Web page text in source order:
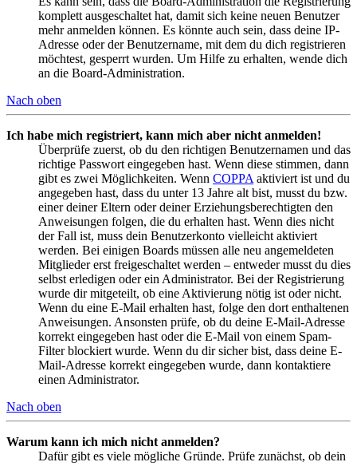
komplett ausgeschaltet hat, damit sich keine neuen Benutzer
mehr anmelden können. Es könnte auch sein, dass deine IP-
Adresse oder der Benutzername, mit dem du dich registrieren
möchtest, gesperrt wurden. Um Hilfe zu erhalten, wende dich
an die Board-Administration.
Nach oben
Ich habe mich registriert, kann mich aber nicht anmelden!
Überprüfe zuerst, ob du den richtigen Benutzernamen und das
richtige Passwort eingegeben hast. Wenn diese stimmen, dann
gibt es zwei Möglichkeiten. Wenn COPPA aktiviert ist und du
angegeben hast, dass du unter 13 Jahre alt bist, musst du bzw.
einer deiner Eltern oder deiner Erziehungsberechtigten den
Anweisungen folgen, die du erhalten hast. Wenn dies nicht
der Fall ist, muss dein Benutzerkonto vielleicht aktiviert
werden. Bei einigen Boards müssen alle neu angemeldeten
Mitglieder erst freigeschaltet werden – entweder musst du dies
selbst erledigen oder ein Administrator. Bei der Registrierung
wurde dir mitgeteilt, ob eine Aktivierung nötig ist oder nicht.
Wenn du eine E-Mail erhalten hast, folge den dort enthaltenen
Anweisungen. Ansonsten prüfe, ob du deine E-Mail-Adresse
korrekt eingegeben hast oder die E-Mail von einem Spam-
Filter blockiert wurde. Wenn du dir sicher bist, dass deine E-
Mail-Adresse korrekt eingegeben wurde, dann kontaktiere
einen Administrator.
Nach oben
Warum kann ich mich nicht anmelden?
Dafür gibt es viele mögliche Gründe. Prüfe zunächst, ob dein